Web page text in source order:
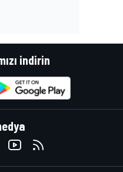
indirin